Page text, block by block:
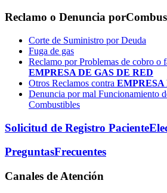
Reclamo o Denuncia por
Corte de Suministro por Deuda
Fuga de gas
Reclamo por Problemas de cobro o
EMPRESA DE GAS DE RED
Otros Reclamos contra EMPRESA
Denuncia por mal Funcionamiento
Combustibles
Solicitud de Registro Paciente
PreguntasFrecuentes
Canales de Atención